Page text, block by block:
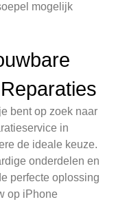
mogelijk
bent op zoek naar
in
de ideale keuze.
onderdelen en
perfecte oplossing
op iPhone